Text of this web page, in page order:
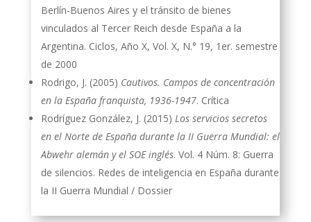
Berlín-Buenos Aires y el tránsito de bienes
vinculados al Tercer Reich desde España a la
Argentina. Ciclos, Año X, Vol. X, N.° 19, 1er. semestre
de 2000
Rodrigo, J. (2005) Cautivos. Campos de concentración
en la España franquista, 1936-1947. Crítica
Rodríguez González, J. (2015) Los servicios secretos
en el Norte de España durante la II Guerra Mundial: el
Abwehr alemán y el SOE inglés. Vol. 4 Núm. 8: Guerra
de silencios. Redes de inteligencia en España durante
la II Guerra Mundial / Dossier